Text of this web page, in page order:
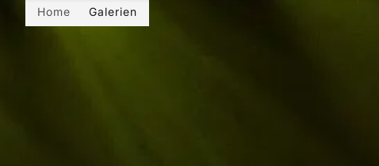
Home Galerien